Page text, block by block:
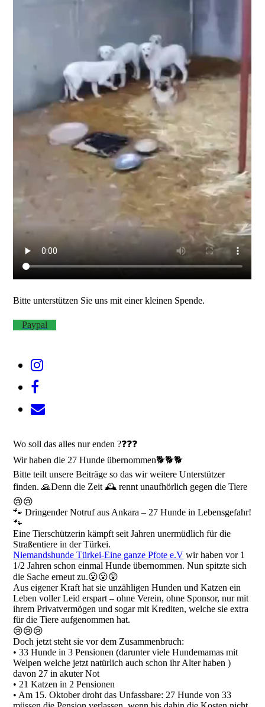
Bitte unterstützen Sie uns mit einer kleinen Spende.
Paypal
Wo soll das alles nur enden ?❓️❓️❓️
Wir haben die 27 Hunde übernommen🐕🐕🐕
Bitte teilt unsere Beiträge so das wir weitere Unterstützer
finden. 🙏Denn die Zeit 🕰 rennt unaufhörlich gegen die Tiere
😢😢
🐾 Dringender Notruf aus Ankara – 27 Hunde in Lebensgefahr!
🐾
Eine Tierschützerin kämpft seit Jahren unermüdlich für die
Straßentiere in der Türkei.
Niemandshunde Türkei-Eine ganze Pfote e.V wir haben vor 1
1/2 Jahren schon einmal Hunde übernommen. Nun spitzte sich
die Sache erneut zu.😮😮😲
Aus eigener Kraft hat sie unzähligen Hunden und Katzen ein
Leben voller Leid erspart – ohne Verein, ohne Sponsor, nur mit
ihrem Privatvermögen und sogar mit Krediten, welche sie extra
für die Tiere aufgenommen hat.
😢😢😢
Doch jetzt steht sie vor dem Zusammenbruch:
• 33 Hunde in 3 Pensionen (darunter viele Hundemamas mit
Welpen welche jetzt natürlich auch schon ihr Alter haben )
davon 27 in akuter Not
• 21 Katzen in 2 Pensionen
• Am 15. Oktober droht das Unfassbare: 27 Hunde von 33